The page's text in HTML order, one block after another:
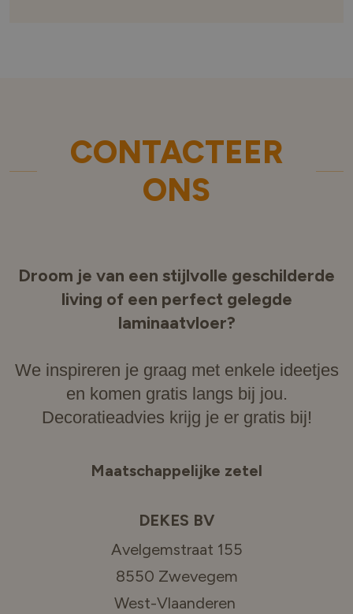
CONTACTEER
ONS
Droom je van een stijlvolle geschilderde
living of een perfect gelegde
laminaatvloer?
We inspireren je graag met enkele ideetjes
en komen gratis langs bij jou.
Decoratieadvies krijg je er gratis bij!
Maatschappelijke zetel
DEKES BV
Avelgemstraat 155
8550 Zwevegem
West-Vlaanderen